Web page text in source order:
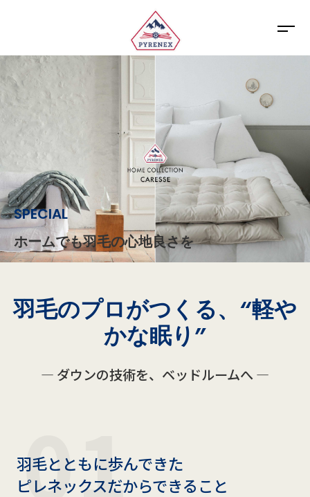
SPECIAL
ホームでも羽毛の心地良さを
羽毛のプロがつくる、“軽や
かな眠り”
― ダウンの技術を、ベッドルームへ ―
羽毛とともに歩んできた
ピレネックスだからできること